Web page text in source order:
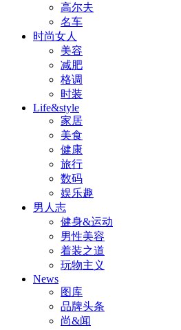
高尔夫
名车
时尚女人
美容
减肥
格调
时装
Life&style
家居
美食
健康
旅行
数码
娱乐趣
男人志
健身&运动
男性美容
着装之道
玩物主义
News
图库
品牌头条
尚&闻